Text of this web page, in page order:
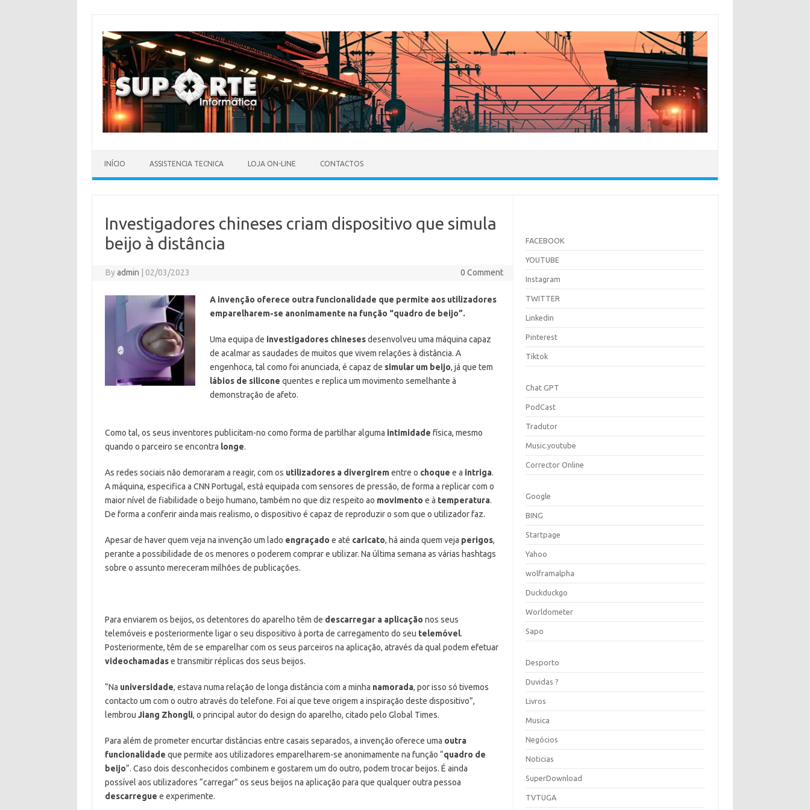
content
INÍCIO ASSISTENCIA TECNICA LOJA ON-LINE CONTACTOS
Investigadores chineses criam dispositivo que simula
beijo à distância
Byadmin 02/03/2023 0 Comment
A invenção oferece outra funcionalidade que permite aos utilizadores
emparelharem-se anonimamente na função “quadro de beijo”.
Uma equipa de investigadores chinesesdesenvolveu uma máquina capaz
de acalmar as saudades de muitos que vivem relações à distância. A
engenhoca, tal como foi anunciada, é capaz de simular um beijo, já que tem
lábios de silicone quentes e replica um movimento semelhante à
demonstração de afeto.
Como tal, os seus inventores publicitam-no como forma de partilhar alguma intimidade física, mesmo
quando o parceiro se encontra longe.
As redes sociais não demoraram a reagir, com os utilizadores a divergirementre o choque e a intriga.
A máquina, especifica a CNN Portugal, está equipada com sensores de pressão, de forma a replicar com o
maior nível de fiabilidade o beijo humano, também no que diz respeito ao movimento e à temperatura.
De forma a conferir ainda mais realismo, o dispositivo é capaz de reproduzir o som que o utilizador faz.
Apesar de haver quem veja na invenção um lado engraçado e até caricato, há ainda quem veja perigos,
perante a possibilidade de os menores o poderem comprar e utilizar. Na última semana as várias hashtags
sobre o assunto mereceram milhões de publicações.
Para enviarem os beijos, os detentores do aparelho têm de descarregar a aplicação nos seus
telemóveis e posteriormente ligar o seu dispositivo à porta de carregamento do seu telemóvel.
Posteriormente, têm de se emparelhar com os seus parceiros na aplicação, através da qual podem efetuar
videochamadase transmitir réplicas dos seus beijos.
“Na universidade, estava numa relação de longa distância com a minha namorada, por isso só tivemos
contacto um com o outro através do telefone. Foi aí que teve origem a inspiração deste dispositivo”,
lembrou Jiang Zhongli, o principal autor do design do aparelho, citado pelo Global Times.
Para além de prometer encurtar distâncias entre casais separados, a invenção oferece uma outra
funcionalidade que permite aos utilizadores emparelharem-se anonimamente na função “quadro de
beijo“. Caso dois desconhecidos combinem e gostarem um do outro, podem trocar beijos. É ainda
possível aos utilizadores “carregar” os seus beijos na aplicação para que qualquer outra pessoa
descarregue e experimente.
FACEBOOK
YOUTUBE
Instagram
TWITTER
Linkedin
Pinterest
Tiktok
Chat GPT
PodCast
Tradutor
Music.youtube
Corrector Online
Google
BING
Startpage
Yahoo
wolframalpha
Duckduckgo
Worldometer
Sapo
Desporto
Duvidas ?
Livros
Musica
Negócios
Noticias
SuperDownload
TVTUGA